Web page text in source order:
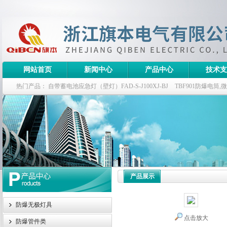
网站首页 新闻中心 产品中心 技术
热门产品： 自带蓄电池应急灯（壁灯）FAD-S-J100XJ-BJ TBF901防爆电筒,
栏式无极灯 G9960-W120W长寿无极工厂灯,三防无极灯
防爆泛光灯
防爆无极灯具
防爆管件类
产品展示
点击放大